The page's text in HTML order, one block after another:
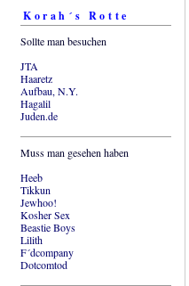
Korah´s Rotte
Sollte man besuchen
JTA
Haaretz
Aufbau, N.Y.
Hagalil
Juden.de
Muss man gesehen haben
Heeb
Tikkun
Jewhoo!
Kosher Sex
Beastie Boys
Lilith
F´dcompany
Dotcomtod